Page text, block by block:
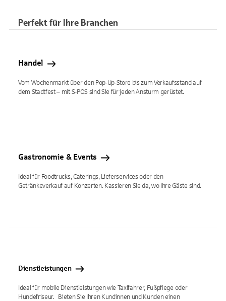
Perfekt für Ihre Branchen
Handel
Vom Wochenmarkt über den Pop-Up-Store bis zum Verkaufsstand auf
dem Stadtfest – mit S-POS sind Sie für jeden Ansturm gerüstet.
Gastronomie & Events
Ideal für Foodtrucks, Caterings, Lieferservices oder den
Getränkeverkauf auf Konzerten. Kassieren Sie da, wo Ihre Gäste sind.
Dienstleistungen
Ideal für mobile Dienstleistungen wie Taxifahrer, Fußpflege oder
Hundefriseur. Bieten Sie Ihren Kundinnen und Kunden einen